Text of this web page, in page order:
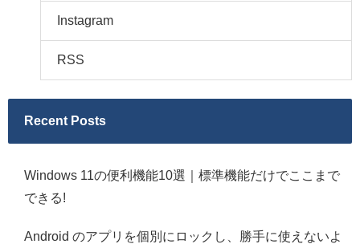
Instagram
RSS
Recent Posts
Windows 11の便利機能10選｜標準機能だけでここまで
できる!
Android のアプリを個別にロックし、勝手に使えないよ